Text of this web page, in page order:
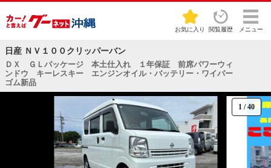
お気に入り 閲覧履歴 メニュー
日産 ＮＶ１００クリッパーバン
ＤＸ ＧＬパッケージ 本土仕入れ １年保証 前席パワーウィ
ンドウ キーレスキー エンジンオイル・バッテリー・ワイパー
ゴム新品
1 /40